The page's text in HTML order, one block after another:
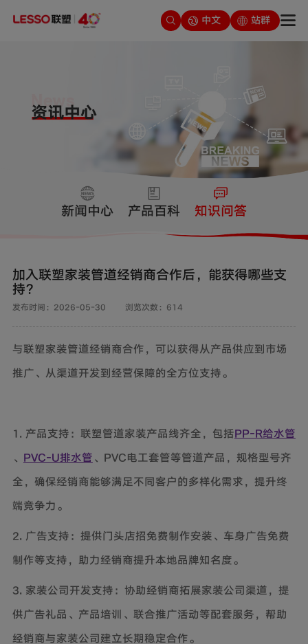
中文 站群
新闻中心 产品百科 知识问答
加入联塑家装管道经销商合作后，能获得哪些支
持？
发布时间：2026-05-30 浏览次数：614
与联塑家装管道经销商合作，可以获得从产品供应到市场
推广、从渠道开发到经营保障的全方位支持。
1. 产品支持：联塑管道家装产品线齐全，包括PP-R给水管
、 PVC-U排水管、PVC电工套管等管道产品，规格型号齐
全，确保经销商能够满足不同客户的多样化需求，提升终
端竞争力。
2. 广告支持：提供门头店招免费制作安装、车身广告免费
制作等支持，助力经销商提升本地品牌知名度。
3. 家装公司开发支持：协助经销商拓展家装公司渠道，提
供广告礼品、产品培训、联合推广活动等配套服务，帮助
经销商与家装公司建立长期稳定合作。